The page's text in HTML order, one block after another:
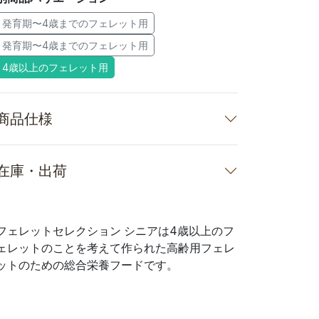
発育期〜4歳までのフェレット用
発育期〜4歳までのフェレット用
4歳以上のフェレット用
品仕様
庫・出荷
ェレットセレクション シニアは4歳以上のフ
レットのことを考えて作られた高齢用フェレ
トのための総合栄養フードです。